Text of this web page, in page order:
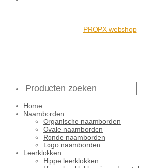
PROPX webshop
Home
Naamborden
Organische naamborden
Ovale naamborden
Ronde naamborden
Logo naamborden
Leerklokken
Hippe leerklokken